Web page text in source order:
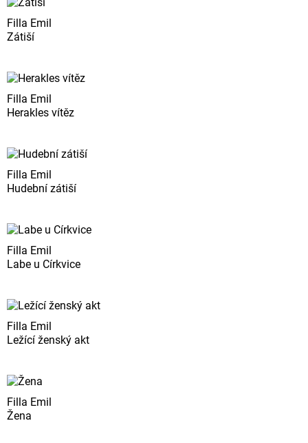
Filla Emil
Zátiší
Filla Emil
Herakles vítěz
Filla Emil
Hudební zátiší
Filla Emil
Labe u Církvice
Filla Emil
Ležící ženský akt
Filla Emil
Žena